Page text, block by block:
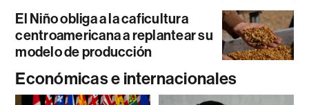
El Niño obliga a la caficultura
centroamericana a replantear su
modelo de producción
Económicas e internacionales